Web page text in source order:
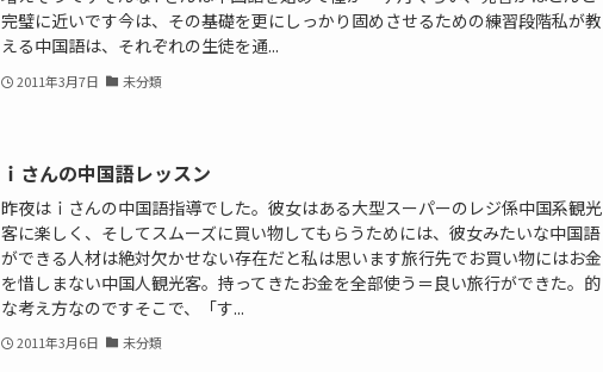
完璧に近いです今は、その基礎を更にしっかり固めさせるための練習段階私が教
える中国語は、それぞれの生徒を通...
2011年3月7日 未分類
ｉさんの中国語レッスン
昨夜はｉさんの中国語指導でした。彼女はある大型スーパーのレジ係中国系観光
客に楽しく、そしてスムーズに買い物してもらうためには、彼女みたいな中国語
ができる人材は絶対欠かせない存在だと私は思います旅行先でお買い物にはお金
を惜しまない中国人観光客。持ってきたお金を全部使う＝良い旅行ができた。的
な考え方なのですそこで、「す...
2011年3月6日 未分類